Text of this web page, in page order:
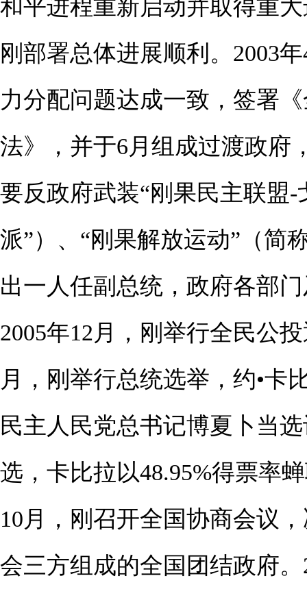
和平进程重新启动并取得重
刚部署总体进展顺利。2003
力分配问题达成一致，签署
法》，并于6月组成过渡政府
要反政府武装“刚果民主联盟
派”）、“刚果解放运动”（简
出一人任副总统，政府各部
2005年12月，刚举行全民公
月，刚举行总统选举，约•卡
民主人民党总书记博夏卜当
选，卡比拉以48.95%得票率
10月，刚召开全国协商会议
会三方组成的全国团结政府